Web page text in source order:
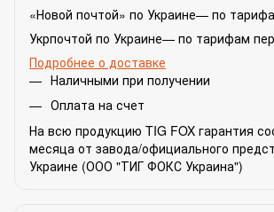
«Новой почтой» по Украине— по
Укрпочтой по Украине— по тарифам
Подробнее о доставке
Наличными при получении
Оплата на счет
На всю продукцию TIG FOX гарантия
месяца от завода/официального
Украине (ООО "ТИГ ФОКС Украина")